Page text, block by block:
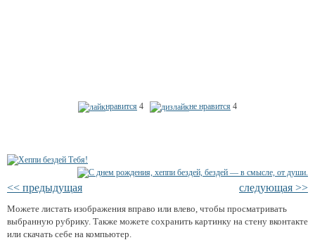
нравится 4 не нравится 4
<< предыдущая следующая >>
Можете листать изображения вправо или влево, чтобы просматривать
выбранную рубрику. Также можете сохранить картинку на стену вконтакте
или скачать себе на компьютер.